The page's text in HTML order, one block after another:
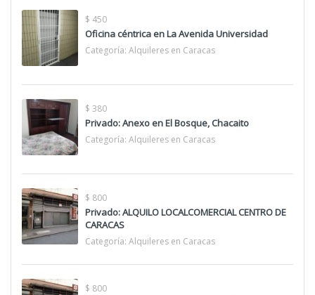
$ 450
Oficina céntrica en La Avenida Universidad
Categoría: Alquileres en Caracas
$ 380
Privado: Anexo en El Bosque, Chacaito
Categoría: Alquileres en Caracas
$ 800
Privado: ALQUILO LOCALCOMERCIAL CENTRO DE
CARACAS
Categoría: Alquileres en Caracas
$ 800